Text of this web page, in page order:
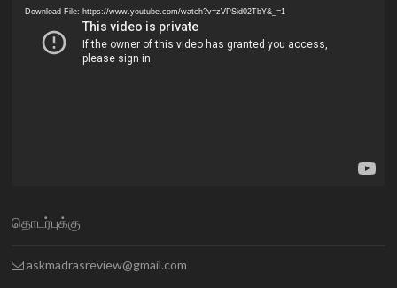
Download File: https://www.youtube.com/watch?v=zVPSid02TbY&_=1
தொடர்புக்கு
askmadrasreview@gmail.com